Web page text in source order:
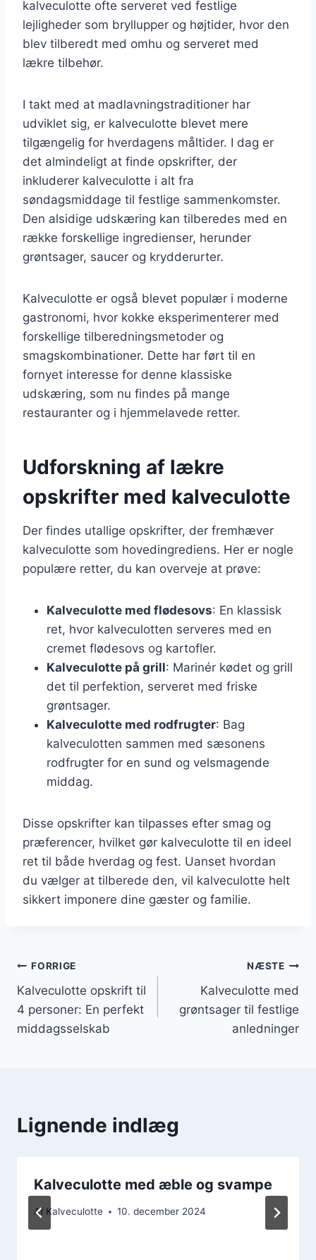
kalveculotte ofte serveret ved festlige
lejligheder som bryllupper og højtider, hvor den
blev tilberedt med omhu og serveret med
lækre tilbehør.
I takt med at madlavningstraditioner har
udviklet sig, er kalveculotte blevet mere
tilgængelig for hverdagens måltider. I dag er
det almindeligt at finde opskrifter, der
inkluderer kalveculotte i alt fra
søndagsmiddage til festlige sammenkomster.
Den alsidige udskæring kan tilberedes med en
række forskellige ingredienser, herunder
grøntsager, saucer og krydderurter.
Kalveculotte er også blevet populær i moderne
gastronomi, hvor kokke eksperimenterer med
forskellige tilberedningsmetoder og
smagskombinationer. Dette har ført til en
fornyet interesse for denne klassiske
udskæring, som nu findes på mange
restauranter og i hjemmelavede retter.
Udforskning af lækre
opskrifter med kalveculotte
Der findes utallige opskrifter, der fremhæver
kalveculotte som hovedingrediens. Her er nogle
populære retter, du kan overveje at prøve:
Kalveculotte med flødesovs: En klassisk
ret, hvor kalveculotten serveres med en
cremet flødesovs og kartofler.
Kalveculotte på grill: Marinér kødet og grill
det til perfektion, serveret med friske
grøntsager.
Kalveculotte med rodfrugter: Bag
kalveculotten sammen med sæsonens
rodfrugter for en sund og velsmagende
middag.
Disse opskrifter kan tilpasses efter smag og
præferencer, hvilket gør kalveculotte til en ideel
ret til både hverdag og fest. Uanset hvordan
du vælger at tilberede den, vil kalveculotte helt
sikkert imponere dine gæster og familie.
Indlægsnavigation
FORRIGE
Kalveculotte opskrift til
4 personer: En perfekt
middagsselskab
NÆSTE
Kalveculotte med
grøntsager til festlige
anledninger
Lignende indlæg
Kalveculotte med æble og svampe
Af Kalveculotte 10. december 2024